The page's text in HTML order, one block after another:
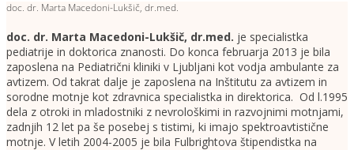
doc. dr. Marta Macedoni-Lukšič, dr.med.
doc. dr. Marta Macedoni-Lukšič, dr.med. je specialistka
pediatrije in doktorica znanosti. Do konca februarja 2013 je bila
zaposlena na Pediatrični kliniki v Ljubljani kot vodja ambulante za
avtizem. Od takrat dalje je zaposlena na Inštitutu za avtizem in
sorodne motnje kot zdravnica specialistka in direktorica. Od l.1995
dela z otroki in mladostniki z nevrološkimi in razvojnimi motnjami,
zadnjih 12 let pa še posebej s tistimi, ki imajo spektroavtistične
motnje. V letih 2004-2005 je bila Fulbrightova štipendistka na